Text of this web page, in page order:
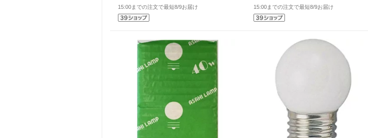
15:00までの注文で最短8/9お届け 15:00までの注文で最短8/9お届け